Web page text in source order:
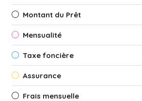
Montant du Prêt
Mensualité
Taxe foncière
Assurance
Frais mensuelle